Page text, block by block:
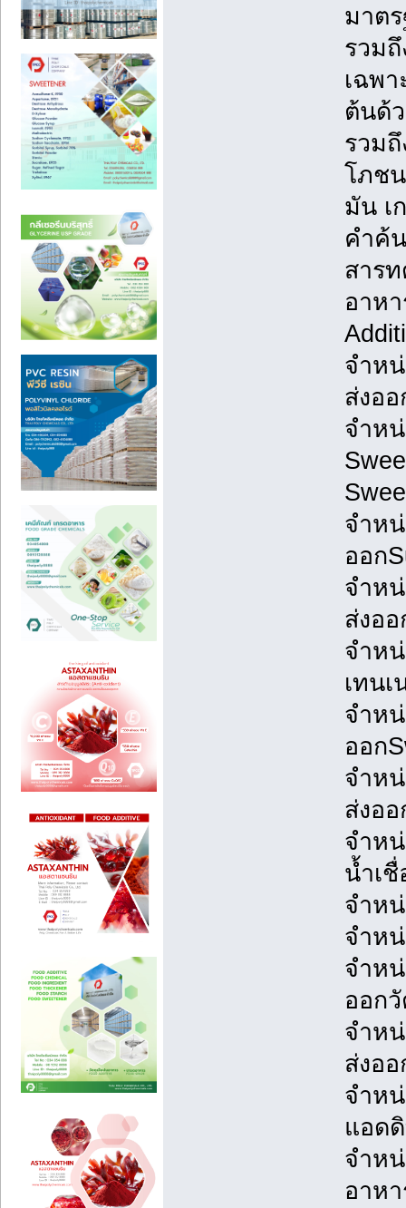
มาต
รวม
เฉพ
ต้นด้
รวม
โภช
มัน เ
คำค้
สาร
อาห
จำห
ส่งอ
จำห
จำห
ออก
จำห
ส่งอ
จำห
เทน
จำห
ออก
จำห
ส่งอ
จำห
น้ำเ
จำห
จำห
จำห
ออก
จำห
ส่งอ
จำห
แอด
จำหน่
อาห